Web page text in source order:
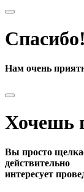
Спасибо!
Нам очень
Хочешь
Вы просто
действительно
интересует